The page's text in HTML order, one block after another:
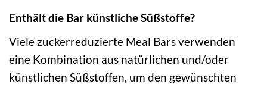
Enthält die Bar künstliche Süßstoffe?
Viele zuckerreduzierte Meal Bars verwenden
eine Kombination aus natürlichen und/oder
künstlichen Süßstoffen, um den gewünschten